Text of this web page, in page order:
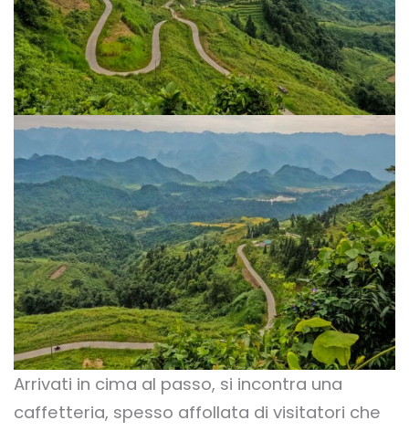
Arrivati in cima al passo, si incontra una
caffetteria, spesso affollata di visitatori che